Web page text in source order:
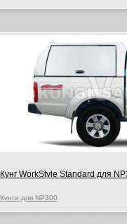
Кунг WorkStyle Standard для
Кунги для NP300